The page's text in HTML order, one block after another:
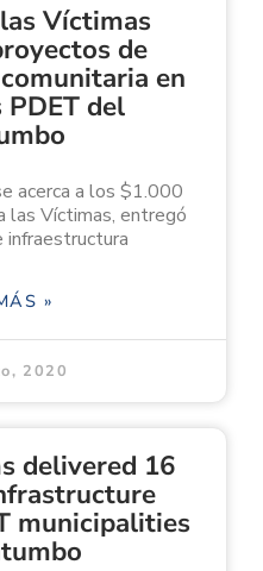
Víctimas
de
en
del
acerca a los $1.000
las Víctimas, entregó
»
2020
delivered 16
municipalities